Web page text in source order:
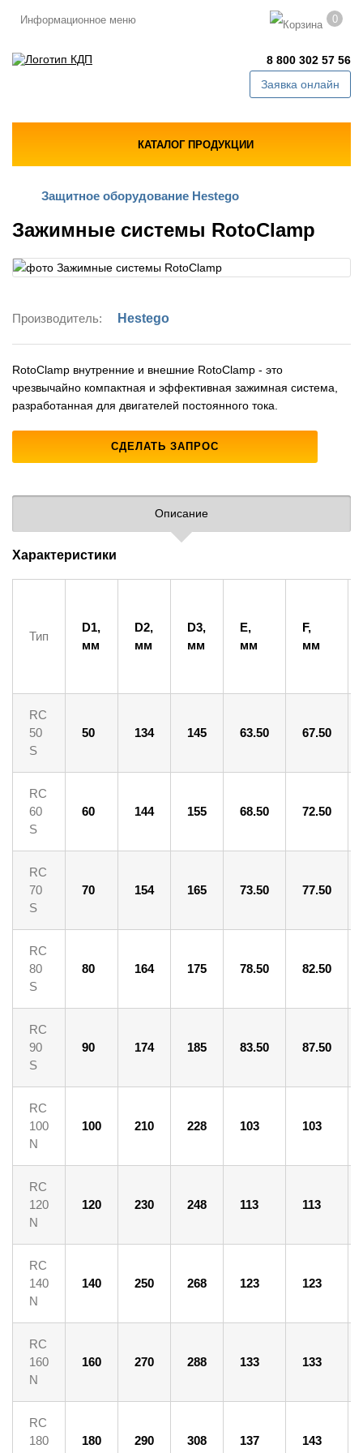
Информационное меню 0
8 800 302 57 56
Заявка онлайн
КАТАЛОГ ПРОДУКЦИИ
Защитное оборудование Hestego
Зажимные системы RotoClamp
Производитель: Hestego
RotoClamp внутренние и внешние RotoClamp - это
чрезвычайно компактная и эффективная зажимная система,
разработанная для двигателей постоянного тока.
СДЕЛАТЬ ЗАПРОС
Описание
Характеристики
Тип
D1,
мм
D2,
мм
D3,
мм
E,
мм
F,
мм
RC
50
S
50 134 145 63.50 67.50
RC
60
S
60 144 155 68.50 72.50
RC
70
S
70 154 165 73.50 77.50
RC
80
S
80 164 175 78.50 82.50
RC
90
S
90 174 185 83.50 87.50
RC
100
N
100 210 228 103 103
RC
120
N
120 230 248 113 113
RC
140
N
140 250 268 123 123
RC
160
N
160 270 288 133 133
RC
180
180 290 308 137 143